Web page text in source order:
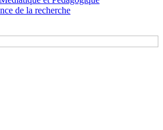
de la recherche